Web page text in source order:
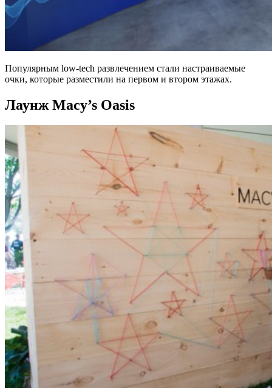
Популярным low-tech развлечением стали настраиваемые
очки, которые разместили на первом и втором этажах.
Лаунж Macy’s Oasis